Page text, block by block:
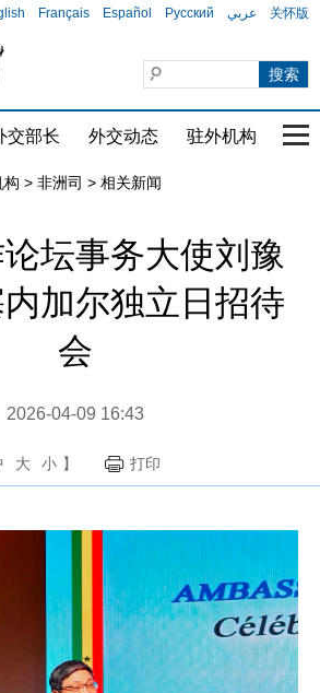
Français Español Русский عربي 关怀版
交部长 外交动态 驻外机构 国
构 > 非洲司 > 相关新闻
坛事务大使刘豫
加尔独立日招待
会
2026-04-09 16:43
大 小 】 打印